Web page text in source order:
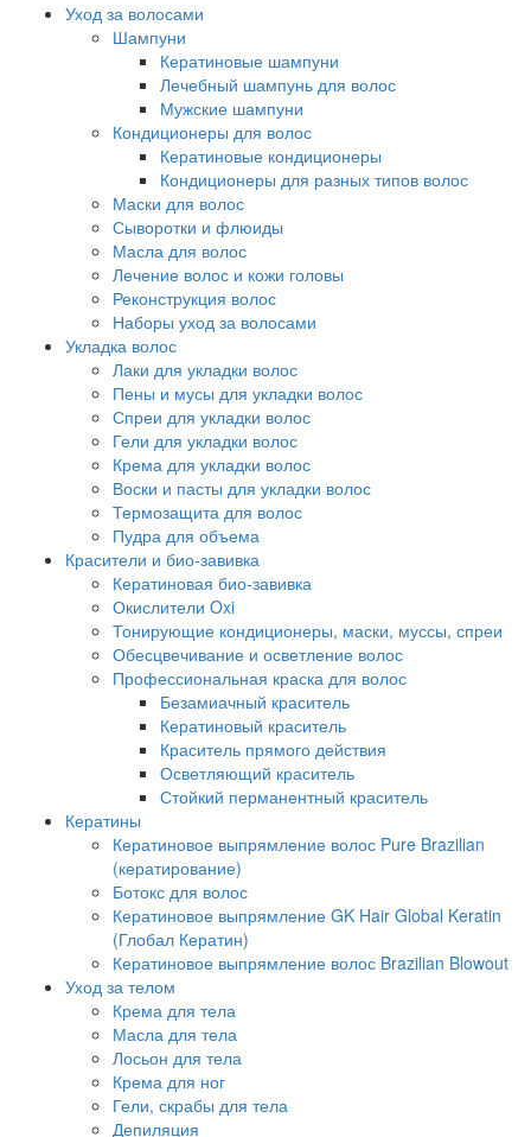
Уход за волосами
Шампуни
Кератиновые шампуни
Лечебный шампунь для волос
Мужские шампуни
Кондиционеры для волос
Кератиновые кондиционеры
Кондиционеры для разных типов волос
Маски для волос
Сыворотки и флюиды
Масла для волос
Лечение волос и кожи головы
Реконструкция волос
Наборы уход за волосами
Укладка волос
Лаки для укладки волос
Пены и мусы для укладки волос
Спреи для укладки волос
Гели для укладки волос
Крема для укладки волос
Воски и пасты для укладки волос
Термозащита для волос
Пудра для объема
Красители и био-завивка
Кератиновая био-завивка
Окислители Oxi
Тонирующие кондиционеры, маски, муссы, спреи
Обесцвечивание и осветление волос
Профессиональная краска для волос
Безамиачный краситель
Кератиновый краситель
Краситель прямого действия
Осветляющий краситель
Стойкий перманентный краситель
Кератины
Кератиновое выпрямление волос Pure Brazilian
(кератирование)
Ботокс для волос
Кератиновое выпрямление GK Hair Global Keratin
(Глобал Кератин)
Кератиновое выпрямление волос Brazilian Blowout
Уход за телом
Крема для тела
Масла для тела
Лосьон для тела
Крема для ног
Гели, скрабы для тела
Депиляция